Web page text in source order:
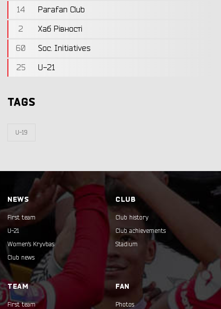
14
Parafan Club
2
Хаб Рівності
60
Soc. Initiatives
25
U-21
TAGS
U-19
NEWS
First team
U-21
Women's Kryvbas
Club news
CLUB
Club history
Club achievements
Stadium
TEAM
First team
FAN
Photos